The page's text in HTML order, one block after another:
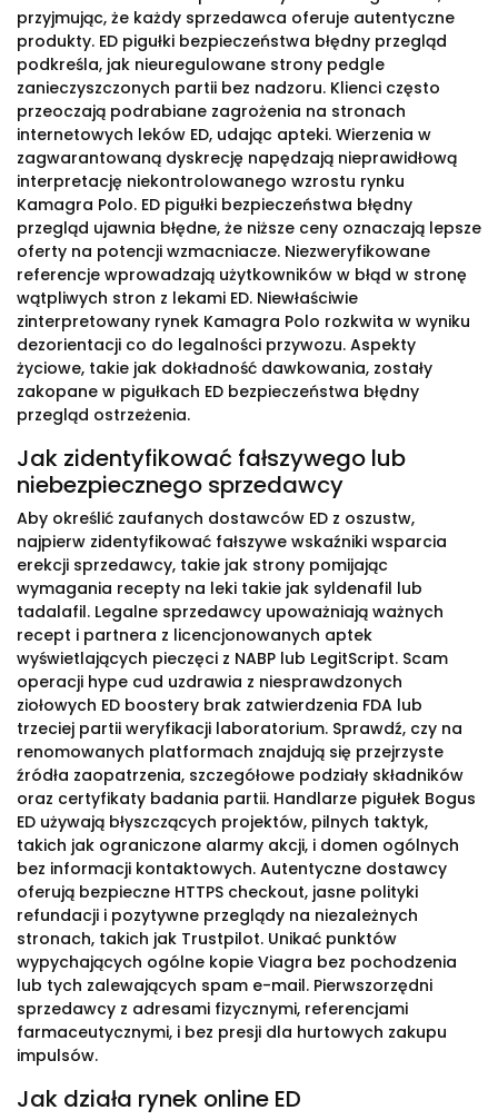
przyjmując, że każdy sprzedawca oferuje autentyczne
produkty. ED pigułki bezpieczeństwa błędny przegląd
podkreśla, jak nieuregulowane strony pedgle
zanieczyszczonych partii bez nadzoru. Klienci często
przeoczają podrabiane zagrożenia na stronach
internetowych leków ED, udając apteki. Wierzenia w
zagwarantowaną dyskrecję napędzają nieprawidłową
interpretację niekontrolowanego wzrostu rynku
Kamagra Polo. ED pigułki bezpieczeństwa błędny
przegląd ujawnia błędne, że niższe ceny oznaczają lepsze
oferty na potencji wzmacniacze. Niezweryfikowane
referencje wprowadzają użytkowników w błąd w stronę
wątpliwych stron z lekami ED. Niewłaściwie
zinterpretowany rynek Kamagra Polo rozkwita w wyniku
dezorientacji co do legalności przywozu. Aspekty
życiowe, takie jak dokładność dawkowania, zostały
zakopane w pigułkach ED bezpieczeństwa błędny
przegląd ostrzeżenia.
Jak zidentyfikować fałszywego lub
niebezpiecznego sprzedawcy
Aby określić zaufanych dostawców ED z oszustw,
najpierw zidentyfikować fałszywe wskaźniki wsparcia
erekcji sprzedawcy, takie jak strony pomijając
wymagania recepty na leki takie jak syldenafil lub
tadalafil. Legalne sprzedawcy upoważniają ważnych
recept i partnera z licencjonowanych aptek
wyświetlających pieczęci z NABP lub LegitScript. Scam
operacji hype cud uzdrawia z niesprawdzonych
ziołowych ED boostery brak zatwierdzenia FDA lub
trzeciej partii weryfikacji laboratorium. Sprawdź, czy na
renomowanych platformach znajdują się przejrzyste
źródła zaopatrzenia, szczegółowe podziały składników
oraz certyfikaty badania partii. Handlarze pigułek Bogus
ED używają błyszczących projektów, pilnych taktyk,
takich jak ograniczone alarmy akcji, i domen ogólnych
bez informacji kontaktowych. Autentyczne dostawcy
oferują bezpieczne HTTPS checkout, jasne polityki
refundacji i pozytywne przeglądy na niezależnych
stronach, takich jak Trustpilot. Unikać punktów
wypychających ogólne kopie Viagra bez pochodzenia
lub tych zalewających spam e-mail. Pierwszorzędni
sprzedawcy z adresami fizycznymi, referencjami
farmaceutycznymi, i bez presji dla hurtowych zakupu
impulsów.
Jak działa rynek online ED